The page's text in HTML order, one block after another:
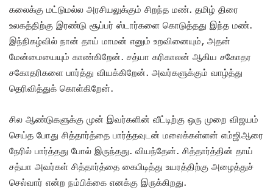
கலைக்கு மட்டுமல்ல அரசியலுக்கும் சிறந்த மண்.‌ தமிழ் திரை
உலகத்திற்கு இரண்டு சூப்பர் ஸ்டார்களை கொடுத்தது இந்த மண்.
இந்நிகழ்வில் நான் தாய் மாமன் எனும் உறவினையும், அதன்
மேன்மையையும் காண்கிறேன். சத்யா கரிகாலன் ஆகிய சகோதர
சகோதரிகளை பார்த்து வியக்கிறேன். அவர்களுக்கும் வாழ்த்து
தெரிவித்துக் கொள்கிறேன்.
சில ஆண்டுகளுக்கு முன் இவர்களின் வீட்டிற்கு ஒரு முறை விஜயம்
செய்த போது சித்தார்த்தை பார்த்தவுடன் மலைக்கள்ளன் எம்ஜிஆரை
நேரில் பார்த்தது போல் இருந்தது. வியந்தேன். சித்தார்த்தின் தாய்
சத்யா அவர்கள் சித்தார்த்தை கைபிடித்து உயரத்திற்கு அழைத்துச்
செல்வார் என்ற நம்பிக்கை எனக்கு இருக்கிறது.